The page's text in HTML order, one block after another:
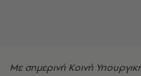
Με σημερινή Κοινή